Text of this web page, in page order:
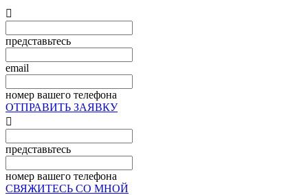

представьтесь
email
номер вашего телефона
ОТПРАВИТЬ ЗАЯВКУ

представьтесь
номер вашего телефона
СВЯЖИТЕСЬ СО МНОЙ